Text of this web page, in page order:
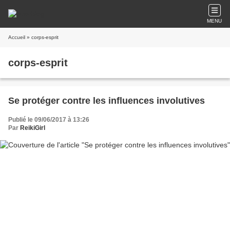
MENU
Accueil » corps-esprit
corps-esprit
Se protéger contre les influences involutives
Publié le 09/06/2017 à 13:26
Par ReikiGirl